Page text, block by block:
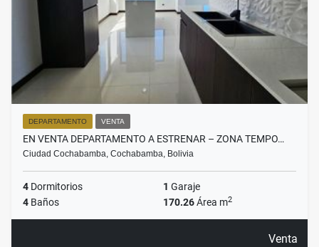
DEPARTAMENTO VENTA
EN VENTA DEPARTAMENTO A ESTRENAR – ZONA TEMPO…
Ciudad Cochabamba, Cochabamba, Bolivia
4 Dormitorios 1 Garaje
4 Baños 170.26Área m2
Venta